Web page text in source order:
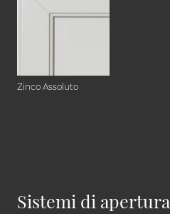
Zinco Assoluto
Sistemi di apertura